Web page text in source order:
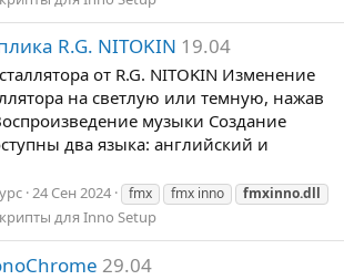
R.G. NITOKIN 19.04
от R.G. NITOKIN Изменение
на светлую или темную, нажав
музыки Создание
два языка: английский и
24 Сен 2024 fmx fmx inno fmxinno.dll
для Inno Setup
29.04